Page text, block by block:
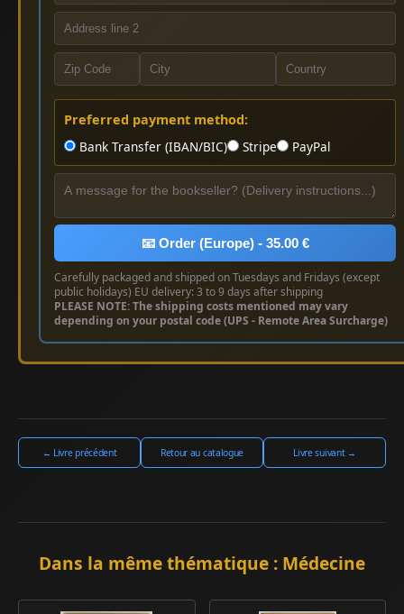
Preferred payment method:
Bank Transfer (IBAN/BIC)
Stripe PayPal
📧 Order (Europe) - 35.00 €
Carefully packaged and shipped on Tuesdays and Fridays (except
public holidays) EU delivery: 3 to 9 days after shipping
PLEASE NOTE: The shipping costs mentioned may vary
depending on your postal code (UPS - Remote Area Surcharge)
← Livre précédent Retour au catalogue Livre suivant →
Dans la même thématique : Médecine